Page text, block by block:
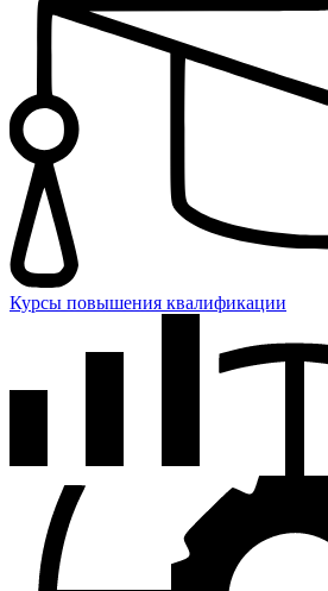
Курсы повышения квалификации